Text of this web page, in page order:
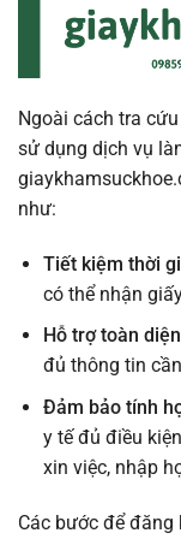
Ngoài cách tra
sử dụng dịch vụ
như:
Tiết kiệm thời
có thể nhận
Hỗ trợ toàn diện
đủ thông tin
Đảm bảo tính
y tế đủ điều
xin việc, nhập
Các bước để đăng